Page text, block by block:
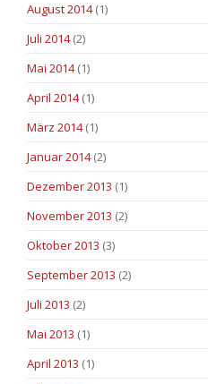
August 2014(1)
Juli 2014(2)
Mai 2014(1)
April 2014(1)
März 2014(1)
Januar 2014(2)
Dezember 2013 (1)
November 2013 (2)
Oktober 2013 (3)
September 2013 (2)
Juli 2013 (2)
Mai 2013 (1)
April 2013 (1)